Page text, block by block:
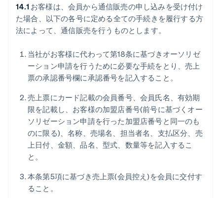
14.1 お客様は、会員から通信販売の申し込みを受け付け
た場合、以下の各号に定める全ての手続きを履行する方
法によって、通信販売を行うものとします。
当社がお客様に代わって第18条に基づきオーソリゼ
ーション申請を行うために必要な手続をとり、売上
票の承認番号欄に承認番号を記入すること。
売上票にカード記載の会員番号、会員氏名、有効期
限を記載し、お客様の加盟店番号(前号に基づくオー
ソリゼーション申請を行った加盟店番号と同一のも
のに限る)、名称、売場名、担当者名、支払区分、売
上日付、金額、品名、型式、数量等を記入するこ
と。
本条第5項に基づき売上票(会員控え)を会員に交付す
ること。